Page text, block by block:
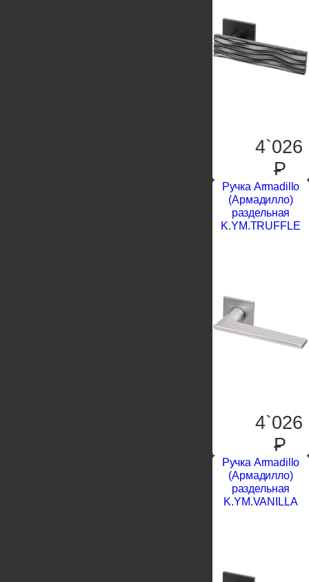
4`026
P
Ручка Armadillo
(Армадилло)
раздельная
K.YM.TRUFFLE
4`026
P
Ручка Armadillo
(Армадилло)
раздельная
K.YM.VANILLA